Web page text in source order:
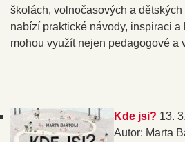
školách, volnočasových a
nabízí praktické návody, inspiraci a
mohou využít nejen pedagogové
Kde jsi? 13.
Autor: Marta